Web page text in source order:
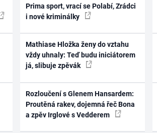
Prima sport, vrací se Polabí, Zrádci
i nové kriminálky
Mathiase Hložka ženy do vztahu
vždy uhnaly: Teď budu iniciátorem
já, slibuje zpěvák
Rozloučení s Glenem Hansardem:
Proutěná rakev, dojemná řeč Bona
a zpěv Irglové s Vedderem